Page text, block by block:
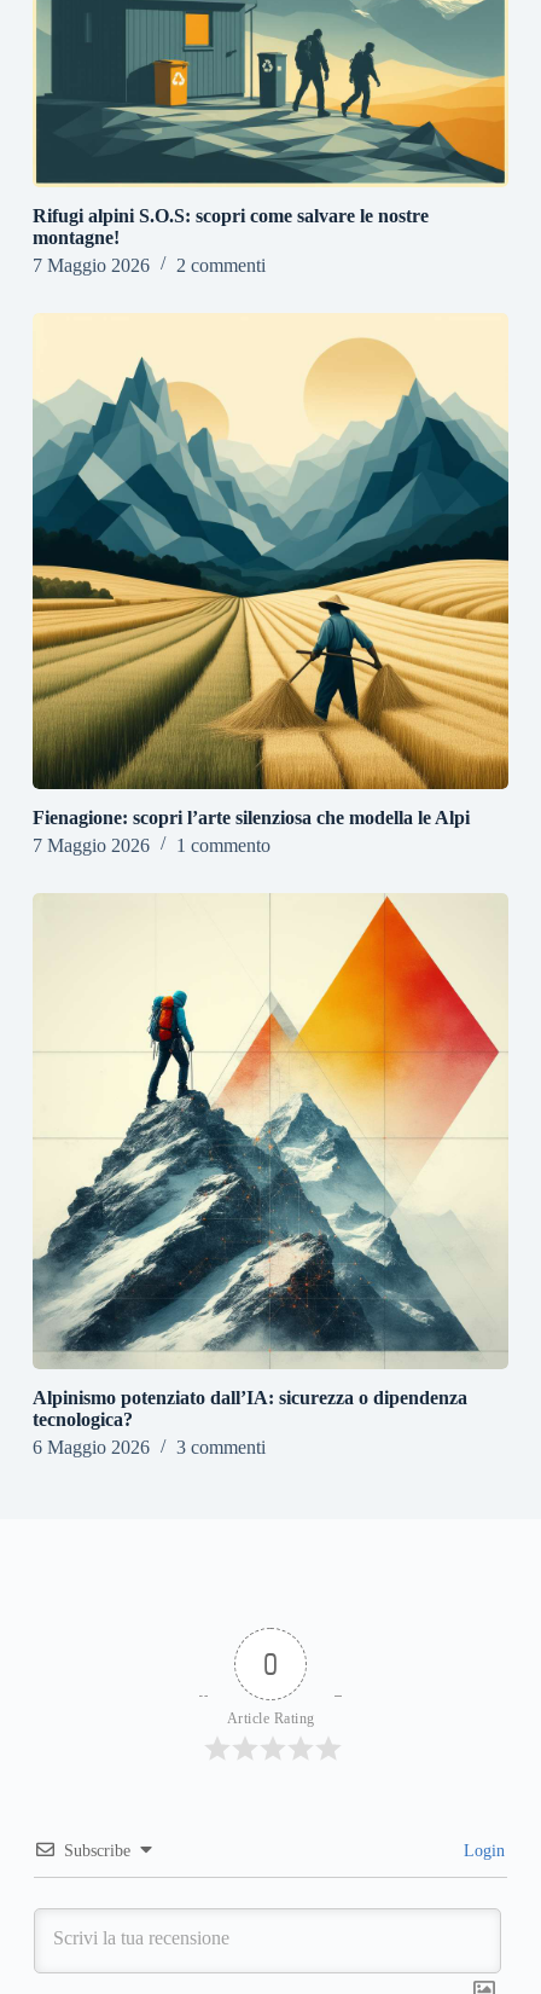
Rifugi alpini S.O.S: scopri come salvare le nostre
montagne!
7 Maggio 2026
2 commenti
Fienagione: scopri l’arte silenziosa che modella le Alpi
7 Maggio 2026
1 commento
Alpinismo potenziato dall’IA: sicurezza o dipendenza
tecnologica?
6 Maggio 2026
3 commenti
0
Article Rating
Subscribe Login